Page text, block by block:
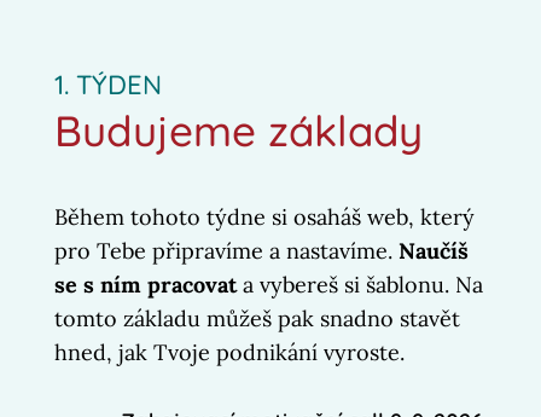
1. TÝDEN
Budujeme základy
Během tohoto týdne si osaháš web, který
pro Tebe připravíme a nastavíme. Naučíš
se s ním pracovata vybereš si šablonu. Na
tomto základu můžeš pak snadno stavět
hned, jak Tvoje podnikání vyroste.